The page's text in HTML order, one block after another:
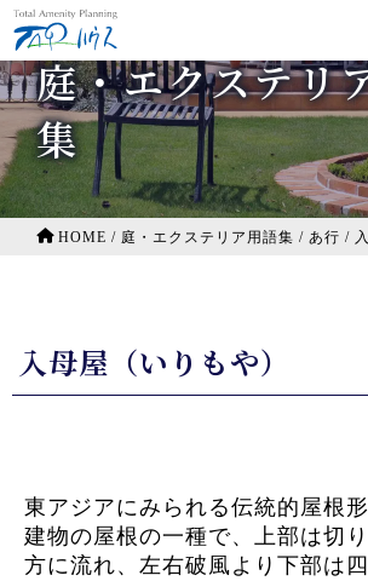
庭・エクステリ
集
HOME / 庭・エクステリア用語集 / あ行 /
入母屋（いりもや）
東アジアにみられる伝統的屋根形
建物の屋根の一種で、上部は切
方に流れ、左右破風より下部は